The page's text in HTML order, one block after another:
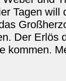
Tagen will
Der Erlös
kommen.